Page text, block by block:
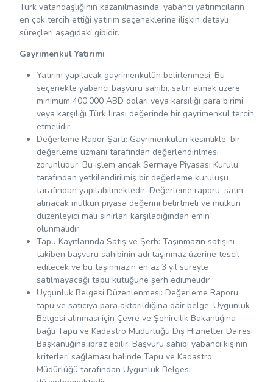
Türk vatandaşlığının kazanılmasında, yabancı yatırımcıların
en çok tercih ettiği yatırım seçeneklerine ilişkin detaylı
süreçleri aşağıdaki gibidir.
Gayrimenkul Yatırımı
Yatırım yapılacak gayrimenkulün belirlenmesi: Bu
seçenekte yabancı başvuru sahibi, satın almak üzere
minimum 400.000 ABD doları veya karşılığı para birimi
veya karşılığı Türk lirası değerinde bir gayrimenkul tercih
etmelidir.
Değerleme Rapor Şartı: Gayrimenkulün kesinlikle, bir
değerleme uzmanı tarafından değerlendirilmesi
zorunludur. Bu işlem ancak Sermaye Piyasası Kurulu
tarafından yetkilendirilmiş bir değerleme kuruluşu
tarafından yapılabilmektedir. Değerleme raporu, satın
alınacak mülkün piyasa değerini belirtmeli ve mülkün
düzenleyici mali sınırları karşıladığından emin
olunmalıdır.
Tapu Kayıtlarında Satış ve Şerh: Taşınmazın satışını
takiben başvuru sahibinin adı taşınmaz üzerine tescil
edilecek ve bu taşınmazın en az 3 yıl süreyle
satılmayacağı tapu kütüğüne şerh edilmelidir.
Uygunluk Belgesi Düzenlenmesi: Değerleme Raporu,
tapu ve satıcıya para aktarıldığına dair belge, Uygunluk
Belgesi alınması için Çevre ve Şehircilik Bakanlığına
bağlı Tapu ve Kadastro Müdürlüğü Dış Hizmetler Dairesi
Başkanlığına ibraz edilir. Başvuru sahibi yabancı kişinin
kriterleri sağlaması halinde Tapu ve Kadastro
Müdürlüğü tarafından Uygunluk Belgesi